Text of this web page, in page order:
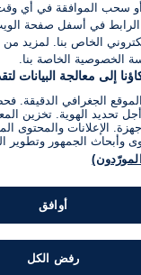
أو سحب الموافقة في أي
الرابط في أسفل صفحة
الخاص بنا. لمزيد
الخصوصية الخاصة بنا.
إلى معالجة البيانات
الجغرافي الدقيقة.
تحديد الهوية. تخزين
الإعلانات والمحتوى
وأبحاث الجمهور وتطوير
أوافق
رفض الكل